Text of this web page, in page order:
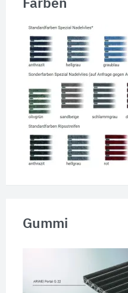
Farben
Gummi